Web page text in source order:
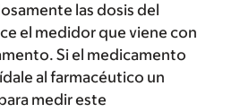
las dosis del
el medidor que viene con
Si el medicamento
al farmacéutico un
medir este